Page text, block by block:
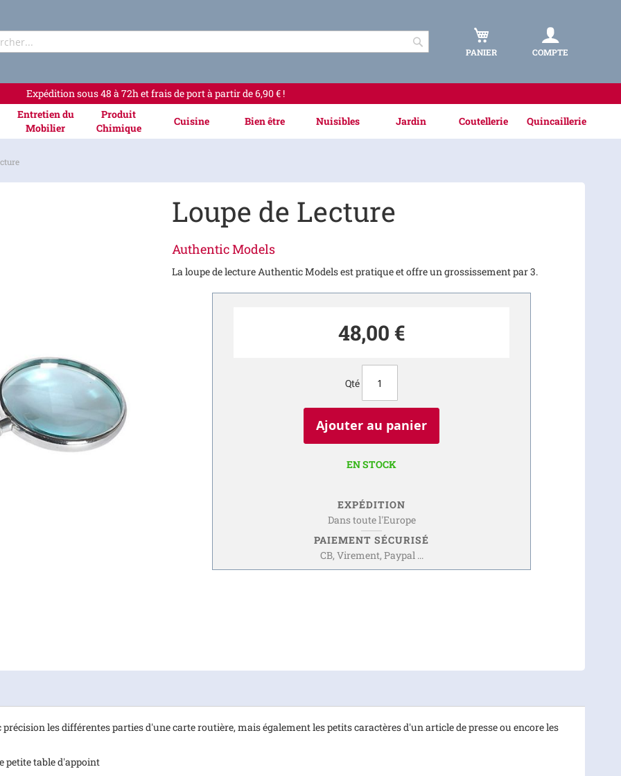
RechercherPANIER COMPTE
Expédition sous 48 à 72h et frais de port à partir de 6,90 € !
Entretien du
Mobilier
Produit
Chimique
Cuisine Bien être Nuisibles Jardin Coutellerie Quincaillerie
Loupe de Lecture
Authentic Models
La loupe de lecture Authentic Models est pratique et offre un grossissement par 3.
48,00 €
Qté
Ajouter au panier
EN STOCK
EXPÉDITION
Dans toute l'Europe
PAIEMENT SÉCURISÉ
CB, Virement, Paypal ...
les différentes parties d'une carte routière, mais également les petits caractères d'un article de presse ou encore les
petite table d'appoint